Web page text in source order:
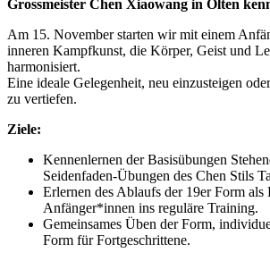
Grossmeister Chen Xiaowang in Olten
Am 15. November starten wir mit einem
inneren Kampfkunst, die Körper, Geist und
harmonisiert.
Eine ideale Gelegenheit, neu einzusteigen
zu vertiefen.
Ziele:
Kennenlernen der Basisübungen
Seidenfaden-Übungen des Chen Stils
Erlernen des Ablaufs der 19er Form als
Anfänger*innen ins reguläre Training.
Gemeinsames Üben der Form,
Form für Fortgeschrittene.